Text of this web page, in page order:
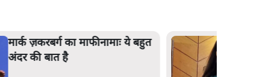
मार्क ज़करबर्ग का माफीनामाः ये बहुत
अंदर की बात है